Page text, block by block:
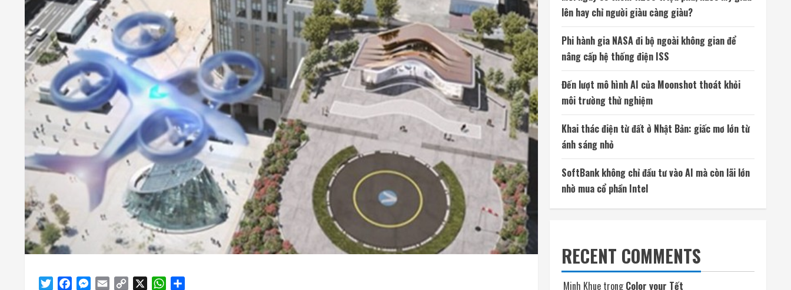
TwitterFacebookMessenger
Email
Copy
WhatsApp
lên hay chỉ người giàu càng giàu?
Phi hành gia NASA đi bộ ngoài không gian để
nâng cấp hệ thống điện ISS
Đến lượt mô hình AI của Moonshot thoát khỏi
môi trường thử nghiệm
Khai thác điện từ đất ở Nhật Bản: giấc mơ lớn từ
ánh sáng nhỏ
SoftBank không chỉ đầu tư vào AI mà còn lãi lớn
nhờ mua cổ phần Intel
RECENT COMMENTS
Minh Khue trongColor your Tết